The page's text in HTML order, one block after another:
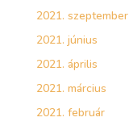
2021. szeptember
2021. június
2021. április
2021. március
2021. február